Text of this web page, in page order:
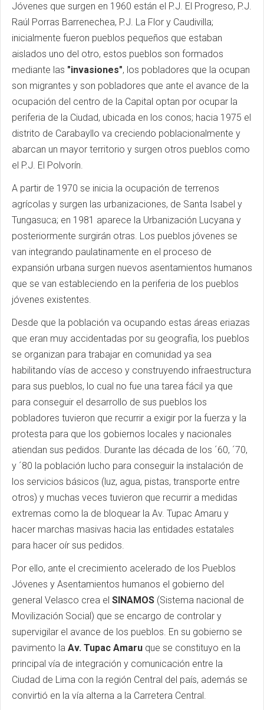
Jóvenes que surgen en 1960 están el P.J. El Progreso, P.J.
Raúl Porras Barrenechea, P.J. La Flor y Caudivilla;
inicialmente fueron pueblos pequeños que estaban
aislados uno del otro, estos pueblos son formados
mediante las "invasiones", los pobladores que la ocupan
son migrantes y son pobladores que ante el avance de la
ocupación del centro de la Capital optan por ocupar la
periferia de la Ciudad, ubicada en los conos; hacia 1975 el
distrito de Carabayllo va creciendo poblacionalmente y
abarcan un mayor territorio y surgen otros pueblos como
el P.J. El Polvorín.
A partir de 1970 se inicia la ocupación de terrenos
agrícolas y surgen las urbanizaciones, de Santa Isabel y
Tungasuca; en 1981 aparece la Urbanización Lucyana y
posteriormente surgirán otras. Los pueblos jóvenes se
van integrando paulatinamente en el proceso de
expansión urbana surgen nuevos asentamientos humanos
que se van estableciendo en la periferia de los pueblos
jóvenes existentes.
Desde que la población va ocupando estas áreas eriazas
que eran muy accidentadas por su geografía, los pueblos
se organizan para trabajar en comunidad ya sea
habilitando vías de acceso y construyendo infraestructura
para sus pueblos, lo cual no fue una tarea fácil ya que
para conseguir el desarrollo de sus pueblos los
pobladores tuvieron que recurrir a exigir por la fuerza y la
protesta para que los gobiernos locales y nacionales
atiendan sus pedidos. Durante las década de los ´60, ´70,
y ´80 la población lucho para conseguir la instalación de
los servicios básicos (luz, agua, pistas, transporte entre
otros) y muchas veces tuvieron que recurrir a medidas
extremas como la de bloquear la Av. Tupac Amaru y
hacer marchas masivas hacia las entidades estatales
para hacer oír sus pedidos.
Por ello, ante el crecimiento acelerado de los Pueblos
Jóvenes y Asentamientos humanos el gobierno del
general Velasco crea el SINAMOS (Sistema nacional de
Movilización Social) que se encargo de controlar y
supervigilar el avance de los pueblos. En su gobierno se
pavimento la Av. Tupac Amaru que se constituyo en la
principal vía de integración y comunicación entre la
Ciudad de Lima con la región Central del país, además se
convirtió en la vía alterna a la Carretera Central.